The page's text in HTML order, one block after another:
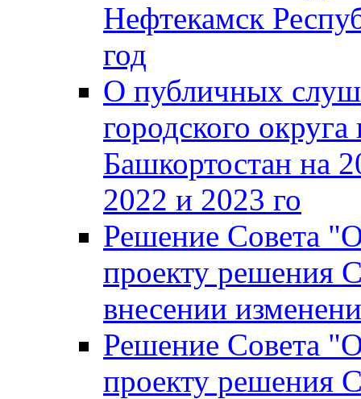
Нефтекамск
год
О публичных
городского
Башкортостан на
2022 и 2023 го
Решение Совета
проекту решения
внесении
Решение Совета
проекту решения